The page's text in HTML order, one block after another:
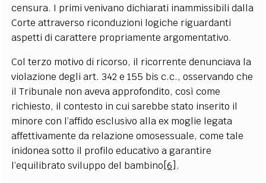
censura. I primi venivano dichiarati inammissibili dalla
Corte attraverso riconduzioni logiche riguardanti
aspetti di carattere propriamente argomentativo.
Col terzo motivo di ricorso, il ricorrente denunciava la
violazione degli art. 342 e 155 bis c.c., osservando che
il Tribunale non aveva approfondito, così come
richiesto, il contesto in cui sarebbe stato inserito il
minore con l’affido esclusivo alla ex moglie legata
affettivamente da relazione omosessuale, come tale
inidonea sotto il profilo educativo a garantire
l’equilibrato sviluppo del bambino [6] .